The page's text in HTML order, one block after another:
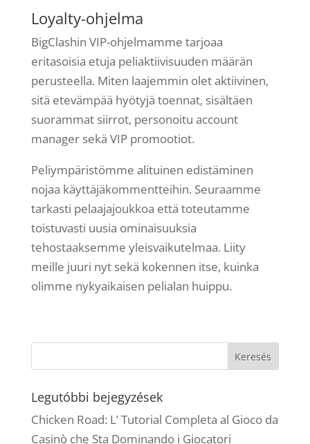
Loyalty-ohjelma
BigClashin VIP-ohjelmamme tarjoaa
eritasoisia etuja peliaktiivisuuden määrän
perusteella. Miten laajemmin olet aktiivinen,
sitä etevämpää hyötyjä toennat, sisältäen
suorammat siirrot, personoitu account
manager sekä VIP promootiot.
Peliympäristömme alituinen edistäminen
nojaa käyttäjäkommentteihin. Seuraamme
tarkasti pelaajajoukkoa että toteutamme
toistuvasti uusia ominaisuuksia
tehostaaksemme yleisvaikutelmaa. Liity
meille juuri nyt sekä kokennen itse, kuinka
olimme nykyaikaisen pelialan huippu.
Legutóbbi bejegyzések
Chicken Road: L’ Tutorial Completa al Gioco da
Casinò che Sta Dominando i Giocatori